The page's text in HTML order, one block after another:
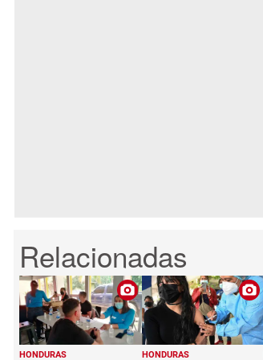
HONDURAS HONDURAS